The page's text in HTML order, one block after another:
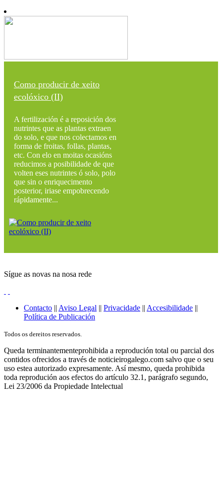
Como producir de xeito
ecolóxico (II)
A fertilización é a reposición dos
nutrintes que as plantas extraen
do solo, e que nos colectamos en
forma de froitas, follas, plantas,
etc. Con elo en moitas ocasións
reducimos a posibilidade de que
volten eses nutrintes ó solo, polo
que sin o enriquecimento
posterior, iriase empobrecendo
rápidamente...
Sígue as novas na nosa rede
Contacto || Aviso Legal || Privacidade || Accesibilidade ||
Política de Publicación
Todos os dereitos reservados.
Queda terminantementeprohibida a reprodución total ou parcial dos
contidos ofrecidos a través de noticieirogalego.com salvo que o seu
uso estea autorizado expresamente. Así mesmo, queda prohibida
toda reprodución aos efectos do artículo 32.1, parágrafo segundo,
Lei 23/2006 da Propiedade Intelectual